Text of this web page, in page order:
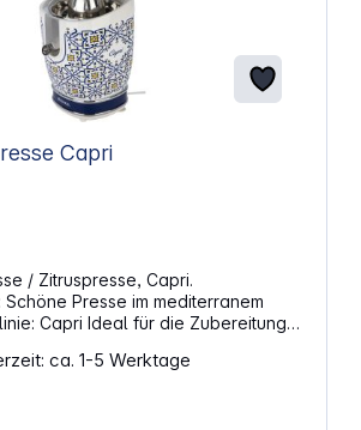
Capri
/ Zitruspresse, Capri.
Zitronensaft geeignet Saft kann
große
ca. 1-5 Werktage